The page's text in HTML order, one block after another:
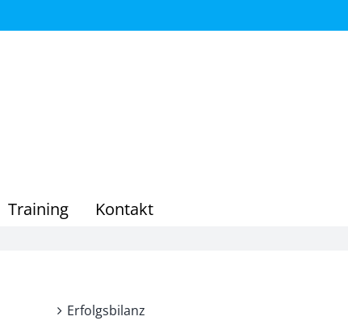
Training Kontakt
Erfolgsbilanz